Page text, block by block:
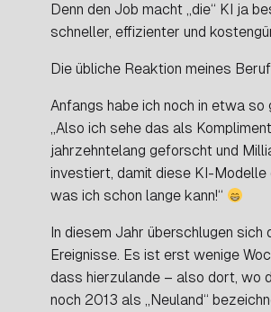
Denn den Job macht „die“ KI ja
schneller, effizienter und
Die übliche Reaktion meines
Anfangs habe ich noch in etwa
„Also ich sehe das als
jahrzehntelang geforscht und
investiert, damit diese KI-Modelle
was ich schon lange kann!“
In diesem Jahr überschlugen sich
Ereignisse. Es ist erst wenige
dass hierzulande – also dort, wo
noch 2013 als „Neuland“